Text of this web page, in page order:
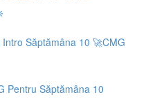
Săptămâna 10 🚀CMG
Pentru Săptămâna 10